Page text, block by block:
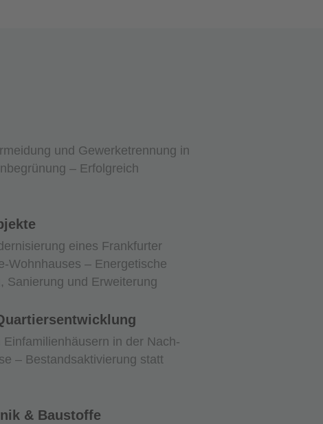
und Gewerketrennung in
– Erfolgreich
eines Frankfurter
Wohnhauses – Energetische
Sanierung und Erweiterung
Einfamilienhäusern in der Nach-
– Bestandsaktivierung statt
& Baustoffe